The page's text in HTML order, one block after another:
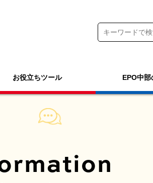
お役立ちツール EPO中